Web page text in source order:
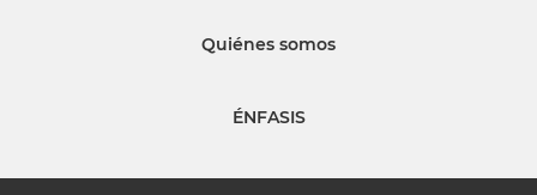
Quiénes somos
ÉNFASIS